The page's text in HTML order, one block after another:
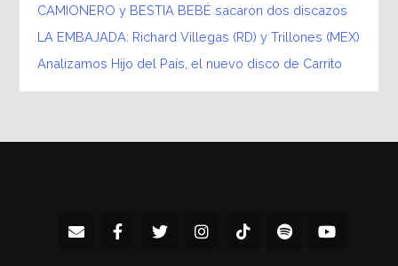
CAMIONERO y BESTIA BEBÉ sacaron dos discazos
LA EMBAJADA: Richard Villegas (RD) y Trillones (MEX)
Analizamos Hijo del País, el nuevo disco de Carrito